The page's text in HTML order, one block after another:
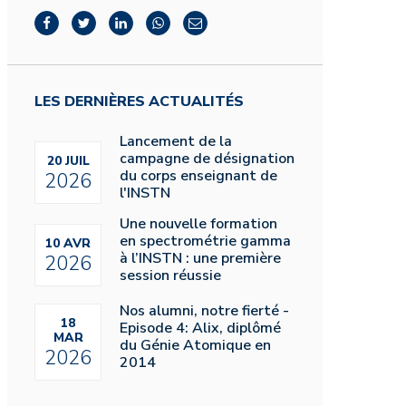
LES DERNIÈRES ACTUALITÉS
20 JUIL
2026
Lancement de la
campagne de désignation
du corps enseignant de
l'INSTN
10 AVR
2026
Une nouvelle formation
en spectrométrie gamma
à l’INSTN : une première
session réussie
18
MAR
2026
Nos alumni, notre fierté -
Episode 4: Alix, diplômé
du Génie Atomique en
2014